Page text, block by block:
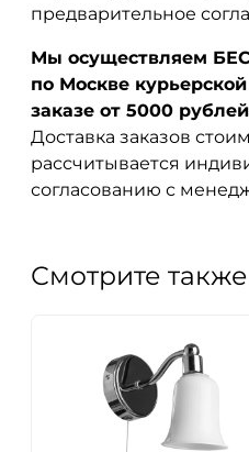
предварительное
Мы осуществляем
по Москве
заказе от 5000
Доставка заказов
рассчитывается
согласованию с
Смотрите также